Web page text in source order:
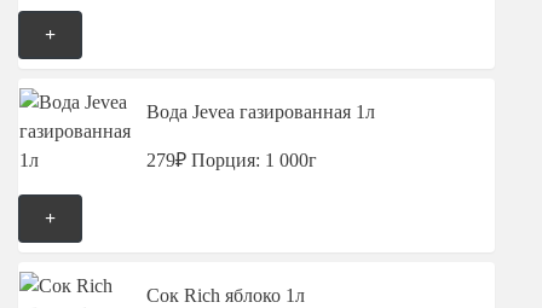
+
Вода Jevea газированная 1л
279₽ Порция: 1 000г
+
Сок Rich яблоко 1л